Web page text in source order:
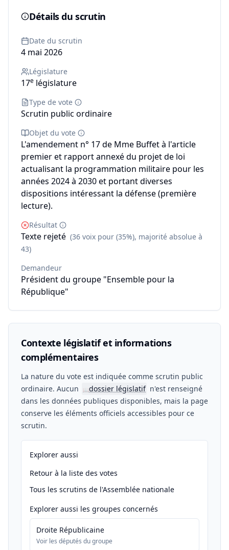
Détails du scrutin
Date du scrutin
4 mai 2026
Législature
17e législature
Type de vote
Scrutin public ordinaire
Objet du vote
L'amendement n° 17 de Mme Buffet à l'article
premier et rapport annexé du projet de loi
actualisant la programmation militaire pour les
années 2024 à 2030 et portant diverses
dispositions intéressant la défense (première
lecture).
Résultat
Texte rejeté (36 voix pour (35%), majorité absolue à
43)
Demandeur
Président du groupe "Ensemble pour la
République"
Contexte législatif et informations
complémentaires
La nature du vote est indiquée comme scrutin public
ordinaire. Aucun
📖dossier législatif n'est renseigné
dans les données publiques disponibles, mais la page
conserve les éléments officiels accessibles pour ce
scrutin.
Explorer aussi
Retour à la liste des votes
Tous les scrutins de l'Assemblée nationale
Explorer aussi les groupes concernés
Droite Républicaine
Voir les députés du groupe